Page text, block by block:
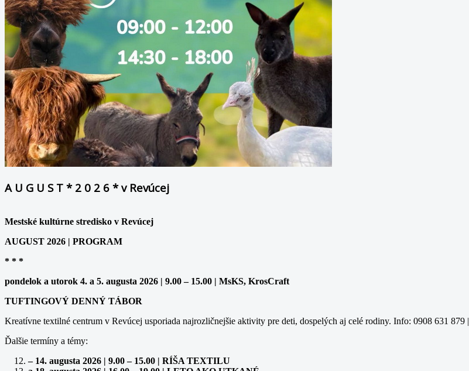
A U G U S T * 2 0 2 6 * v Revúcej
Mestské kultúrne stredisko v Revúcej
AUGUST 2026 | PROGRAM
* * *
pondelok a utorok 4. a 5. augusta 2026 | 9.00 – 15.00 | MsKS, KrosCraft
TUFTINGOVÝ DENNÝ TÁBOR
Kreatívne textilné centrum v Revúcej usporiada najrozličnejšie aktivity pre deti, dospelých aj celé rodiny. Info: 0908 631 879 |
Ďalšie termíny a témy:
– 14. augusta 2026 | 9.00 – 15.00 | RÍŠA TEXTILU